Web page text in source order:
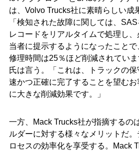
は、Volvo Trucks社に素晴らしい成
「検知された故障に関しては、
レコードをリアルタイムで処理し
当者に提示するようになったことで
修理時間は25％ほど削減されてい
氏は言う。「これは、トラックの
速かつ正確に完了することを望む
に大きな削減効果です。」
一方、Mack Trucks社が指摘するの
ルダーに対する様々なメリットだ
ロセスの効率化を享受する。Mack